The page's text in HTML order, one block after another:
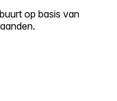
op basis van